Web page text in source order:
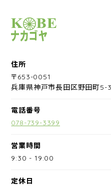
サイクルショップナカゴヤ
住所
〒653-0051
兵庫県神戸市長田区野田町5-
電話番号
078-739-3399
営業時間
9:30 -19:00
定休日